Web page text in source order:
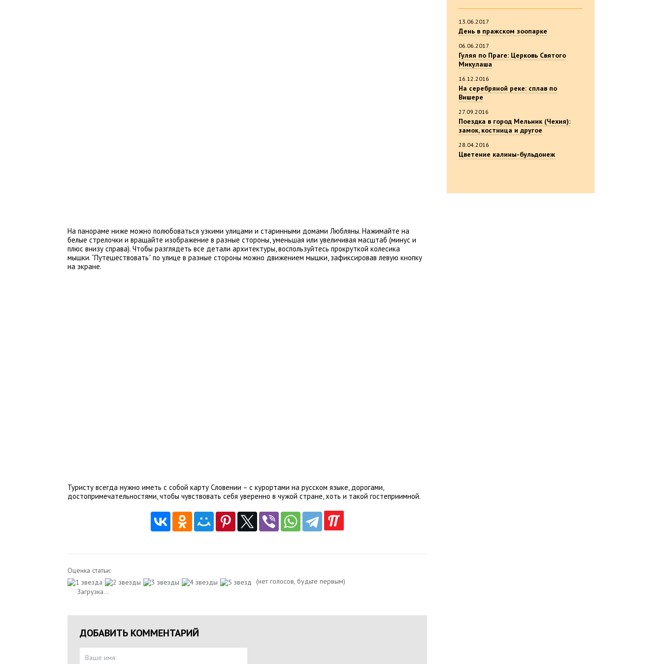
На панораме ниже можно полюбоваться узкими улицами и старинными домами Любляны. Нажимайте на
белые стрелочки и вращайте изображение в разные стороны, уменьшая или увеличивая масштаб (минус и
плюс внизу справа). Чтобы разглядеть все детали архитектуры, воспользуйтесь прокруткой колесика
мышки. “Путешествовать” по улице в разные стороны можно движением мышки, зафиксировав левую кнопку
на экране.
Туристу всегда нужно иметь с собой карту Словении – с курортами на русском языке, дорогами,
достопримечательностями, чтобы чувствовать себя уверенно в чужой стране, хоть и такой гостеприимной.
Оценка статьи:
(нет голосов, будьте первым)
Загрузка...
ДОБАВИТЬ КОММЕНТАРИЙ
13.06.2017
День в пражском зоопарке
06.06.2017
Гуляя по Праге: Церковь Святого
Микулаша
16.12.2016
На серебряной реке: сплав по
Вишере
27.09.2016
Поездка в город Мельник (Чехия):
замок, костница и другое
28.04.2016
Цветение калины-бульдонеж